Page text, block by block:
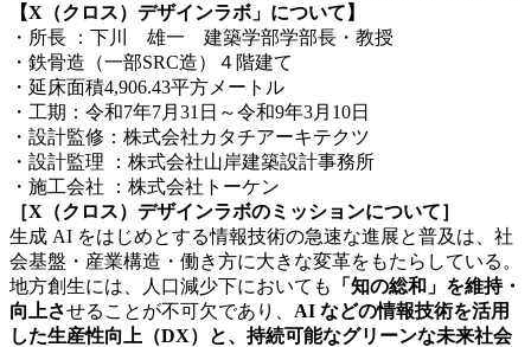
【X（クロス）デザインラボ」について】
・所長 ：下川 雄一 建築学部学部長・教授
・鉄骨造（一部SRC造）４階建て
・延床面積4,906.43平方メートル
・工期：令和7年7月31日～令和9年3月10日
・設計監修：株式会社カタチアーキテクツ
・設計監理 ：株式会社山岸建築設計事務所
・施工会社 ：株式会社トーケン
［X（クロス）デザインラボのミッションについて］
生成 AI をはじめとする情報技術の急速な進展と普及は、社
会基盤・産業構造・働き方に大きな変革をもたらしている。
地方創生には、人口減少下においても
「知の総和」を維持・
向上させることが不可欠であり、 AI などの情報技術を活用
した生産性向上（DX）と、持続可能なグリーンな未来社会